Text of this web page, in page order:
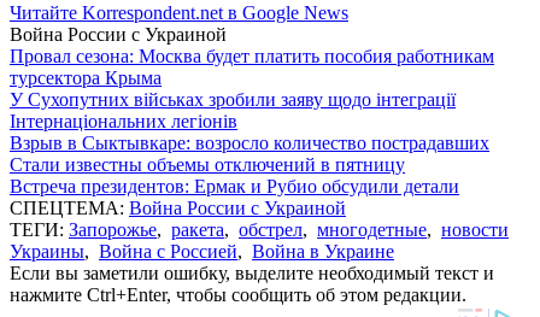
Читайте Korrespondent.net в Google News
Война России с Украиной
Провал сезона: Москва будет платить пособия работникам
турсектора Крыма
У Сухопутних військах зробили заяву щодо інтеграції
Інтернаціональних легіонів
Взрыв в Сыктывкаре: возросло количество пострадавших
Стали известны объемы отключений в пятницу
Встреча президентов: Ермак и Рубио обсудили детали
СПЕЦТЕМА: Война России с Украиной
ТЕГИ: Запорожье, ракета, обстрел, многодетные, новости
Украины, Война с Россией, Война в Украине
Если вы заметили ошибку, выделите необходимый текст и
нажмите Ctrl+Enter, чтобы сообщить об этом редакции.